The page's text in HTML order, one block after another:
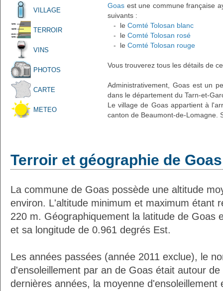
VILLAGE
TERROIR
VINS
PHOTOS
CARTE
METEO
Goas est une commune française
suivants :
- le Comté Tolosan blanc
- le Comté Tolosan rosé
- le Comté Tolosan rouge
Vous trouverez tous les détails de
Administrativement, Goas est un
dans le département du Tarn-et-
Le village de Goas appartient à
canton de Beaumont-de-Lomagne.
Terroir et géographie de Goas
La commune de Goas possède une altitude
environ. L'altitude minimum et maximum étant
220 m. Géographiquement la latitude de Goas
et sa longitude de 0.961 degrés Est.
Les années passées (année 2011 exclue), le
d'ensoleillement par an de Goas était autour
dernières années, la moyenne d'ensoleillement